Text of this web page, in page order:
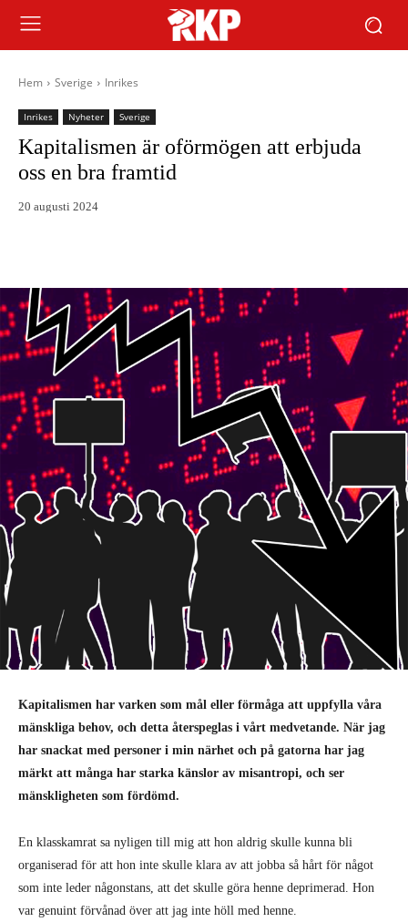
Hem Sverige Inrikes
Inrikes Nyheter Sverige
Kapitalismen är oförmögen att erbjuda
oss en bra framtid
20 augusti 2024
Kapitalismen har varken som mål eller förmåga att uppfylla våra
mänskliga behov, och detta återspeglas i vårt medvetande. När jag
har snackat med personer i min närhet och på gatorna har jag
märkt att många har starka känslor av misantropi, och ser
mänskligheten som fördömd.
En klasskamrat sa nyligen till mig att hon aldrig skulle kunna bli
organiserad för att hon inte skulle klara av att jobba så hårt för något
som inte leder någonstans, att det skulle göra henne deprimerad. Hon
var genuint förvånad över att jag inte höll med henne.